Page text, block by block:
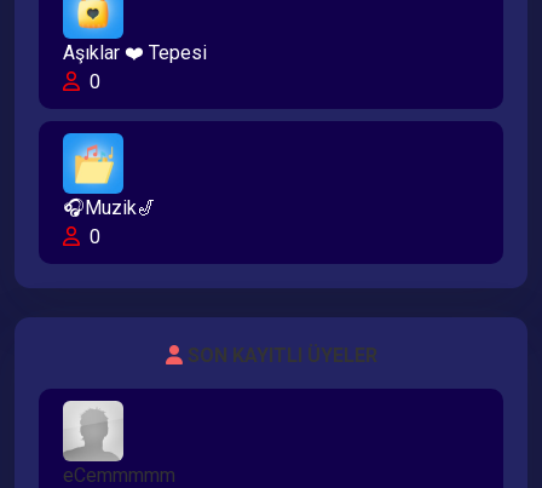
Aşıklar ❤️ Tepesi
0
🎧Muzik🎷
0
SON KAYITLI ÜYELER
eCemmmmm